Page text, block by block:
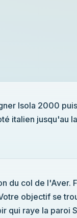
Isola 2000
italien jusqu'au
du col de l'Aver.
objectif se
qui raye la paroi